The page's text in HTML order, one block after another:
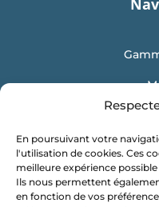
En poursuivant votre
l'utilisation de cookies. Ces
meilleure expérience
Ils nous permettent
en fonction de vos
Location